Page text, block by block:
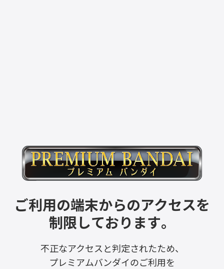
ご利用の端末からのアクセスを
制限しております。
不正なアクセスと判定されたため、
プレミアムバンダイのご利用を